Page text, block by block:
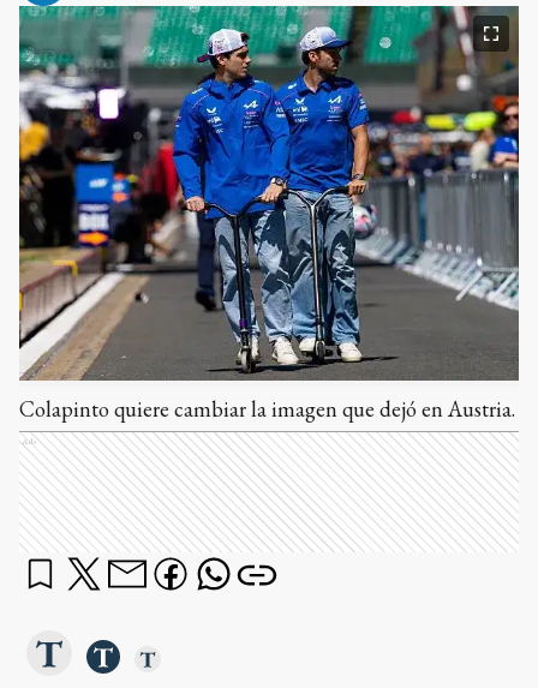
Colapinto quiere cambiar la imagen que dejó en Austria.
Ads